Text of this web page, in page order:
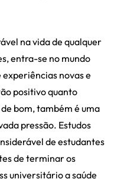
na vida de qualquer
entra-se no mundo
novas e
positivo quanto
bom, também é uma
pressão. Estudos
de estudantes
de terminar os
universitário a saúde